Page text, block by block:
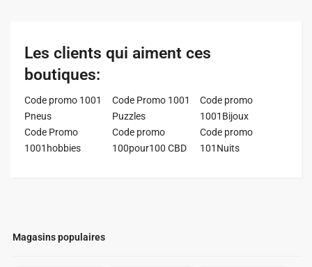
Magasins populaires
Les clients qui aiment ces
boutiques:
Code promo 1001
Pneus
Code Promo 1001
Puzzles
Code promo
1001Bijoux
Code Promo
1001hobbies
Code promo
100pour100 CBD
Code promo
101Nuits